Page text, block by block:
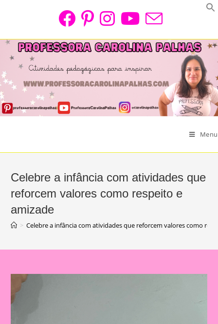
Menu
Celebre a infância com atividades que
reforcem valores como respeito e
amizade
> Celebre a infância com atividades que reforcem valores como